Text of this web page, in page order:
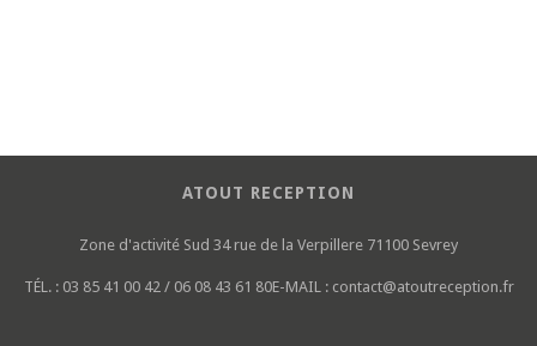
ATOUT RECEPTION
Zone d'activité Sud 34 rue de la Verpillere 71100 Sevrey
TÉL. : 03 85 41 00 42 / 06 08 43 61 80E-MAIL : contact@atoutreception.fr